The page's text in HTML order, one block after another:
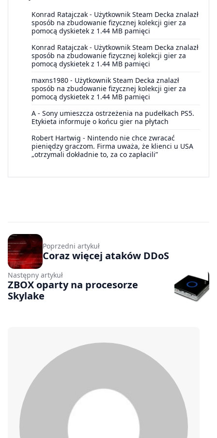
Konrad Ratajczak - Użytkownik Steam Decka znalazł
sposób na zbudowanie fizycznej kolekcji gier za
pomocą dyskietek z 1.44 MB pamięci
Konrad Ratajczak - Użytkownik Steam Decka znalazł
sposób na zbudowanie fizycznej kolekcji gier za
pomocą dyskietek z 1.44 MB pamięci
maxns1980 - Użytkownik Steam Decka znalazł
sposób na zbudowanie fizycznej kolekcji gier za
pomocą dyskietek z 1.44 MB pamięci
A - Sony umieszcza ostrzeżenia na pudełkach PS5.
Etykieta informuje o końcu gier na płytach
Robert Hartwig - Nintendo nie chce zwracać
pieniędzy graczom. Firma uważa, że klienci u USA
„otrzymali dokładnie to, za co zapłacili”
Poprzedni artykuł
Coraz więcej ataków DDoS
Następny artykuł
ZBOX oparty na procesorze
Skylake